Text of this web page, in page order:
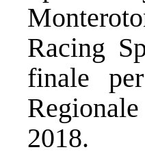
Racing
finale
2018.